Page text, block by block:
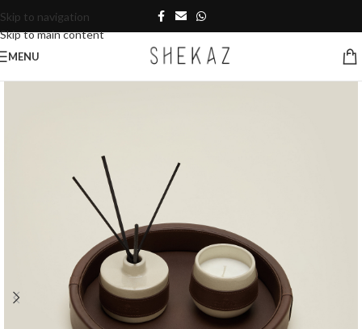
Skip to navigation
Skip to main content
MENU